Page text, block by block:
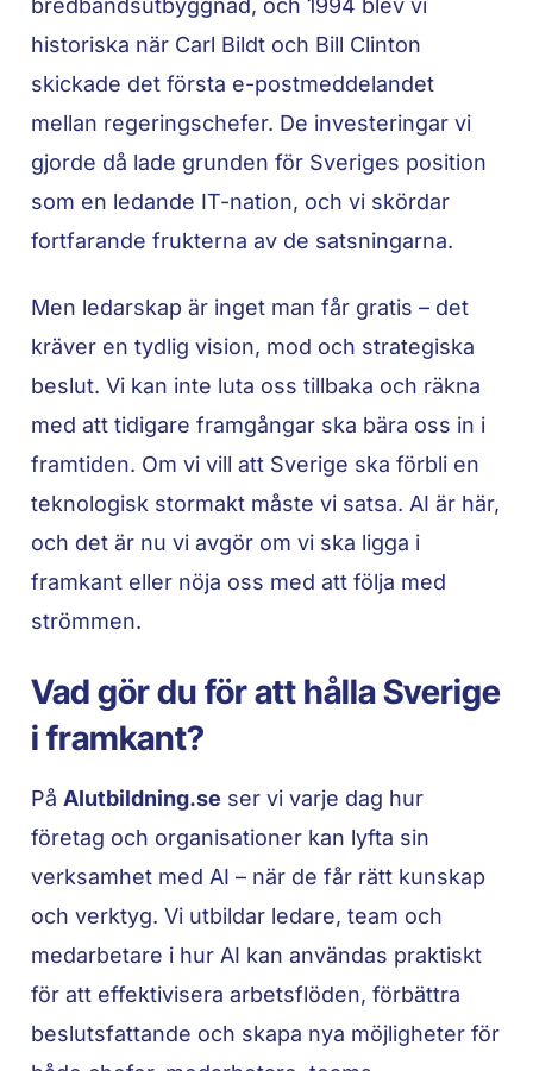
bredbandsutbyggnad, och 1994 blev vi
historiska när Carl Bildt och Bill Clinton
skickade det första e-postmeddelandet
mellan regeringschefer. De investeringar vi
gjorde då lade grunden för Sveriges position
som en ledande IT-nation, och vi skördar
fortfarande frukterna av de satsningarna.
Men ledarskap är inget man får gratis – det
kräver en tydlig vision, mod och strategiska
beslut. Vi kan inte luta oss tillbaka och räkna
med att tidigare framgångar ska bära oss in i
framtiden. Om vi vill att Sverige ska förbli en
teknologisk stormakt måste vi satsa. AI är här,
och det är nu vi avgör om vi ska ligga i
framkant eller nöja oss med att följa med
strömmen.
Vad gör du för att hålla Sverige
i framkant?
På AIutbildning.se ser vi varje dag hur
företag och organisationer kan lyfta sin
verksamhet med AI – när de får rätt kunskap
och verktyg. Vi utbildar ledare, team och
medarbetare i hur AI kan användas praktiskt
för att effektivisera arbetsflöden, förbättra
beslutsfattande och skapa nya möjligheter för